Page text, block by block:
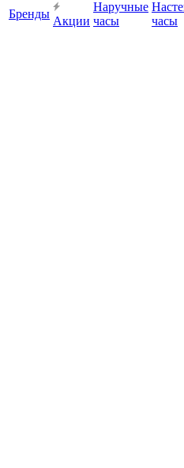
Бренды
Акции
Наручные
часы
часы